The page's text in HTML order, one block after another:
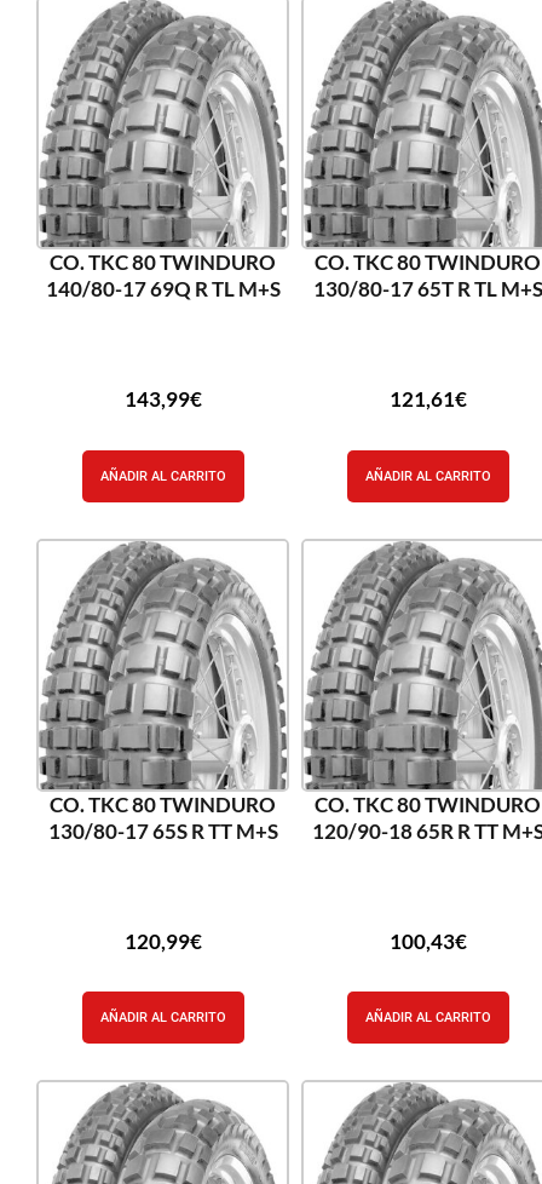
CO. TKC 80 TWINDURO
140/80-17 69Q R TL M+S
143,99€
AÑADIR AL CARRITO
CO. TKC 80 TWINDURO
130/80-17 65T R TL M+S
121,61€
AÑADIR AL CARRITO
CO. TKC 80 TWINDURO
130/80-17 65S R TT M+S
120,99€
AÑADIR AL CARRITO
CO. TKC 80 TWINDURO
120/90-18 65R R TT
100,43€
AÑADIR AL CARRITO